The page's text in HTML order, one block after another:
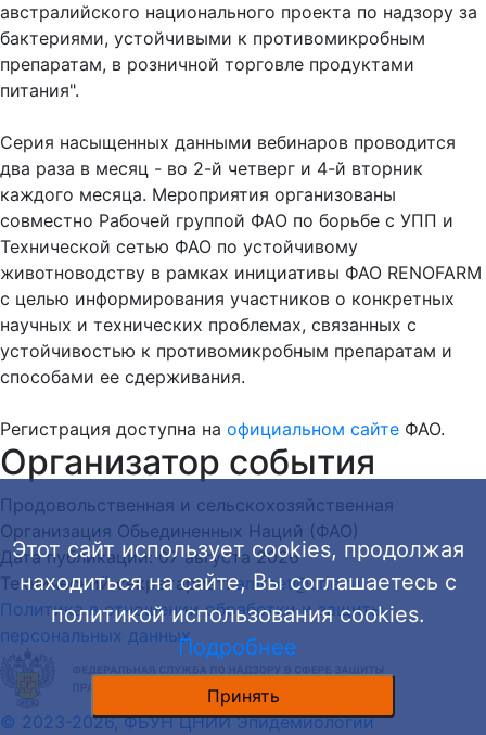
австралийского национального проекта по надзору за
бактериями, устойчивыми к противомикробным
препаратам, в розничной торговле продуктами
питания".
Серия насыщенных данными вебинаров проводится
два раза в месяц - во 2-й четверг и 4-й вторник
каждого месяца. Мероприятия организованы
совместно Рабочей группой ФАО по борьбе с УПП и
Технической сетью ФАО по устойчивому
животноводству в рамках инициативы ФАО RENOFARM
с целью информирования участников о конкретных
научных и технических проблемах, связанных с
устойчивостью к противомикробным препаратам и
способами ее сдерживания.
Регистрация доступна на официальном сайте ФАО.
Организатор события
Продовольственная и сельскохозяйственная
Организация Обьединенных Наций (ФАО)
Дата публикации: 07 августа 2026
Технический секретариат:amrnet@crie.ru
Политика в отношении обработки и защиты
персональных данных
© 2023-2026, ФБУН ЦНИИ Эпидемиологии
Этот сайт использует cookies, продолжая
находиться на сайте, Вы соглашаетесь с
политикой использования cookies.
Подробнее
Принять